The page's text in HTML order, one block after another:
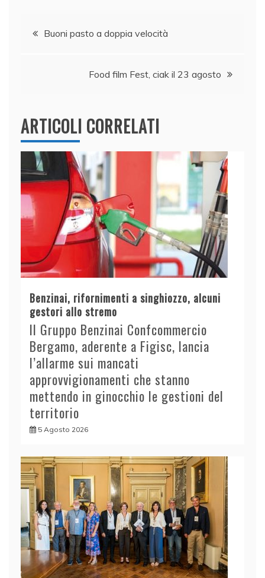
b dI
A
p
Navigazione
Buoni pasto a doppia velocità
Food film Fest, ciak il 23 agosto
ARTICOLI CORRELATI
Benzinai, rifornimenti a singhiozzo, alcuni
gestori allo stremo
Il Gruppo Benzinai Confcommercio
Bergamo, aderente a Figisc, lancia
l’allarme sui mancati
approvvigionamenti che stanno
mettendo in ginocchio le gestioni del
territorio
5 Agosto 2026